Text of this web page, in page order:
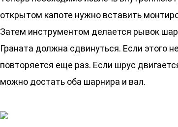
открытом капоте нужно вставить
Затем инструментом делается рывок
Граната должна сдвинуться. Если этого
повторяется еще раз. Если шрус
можно достать оба шарнира и вал.